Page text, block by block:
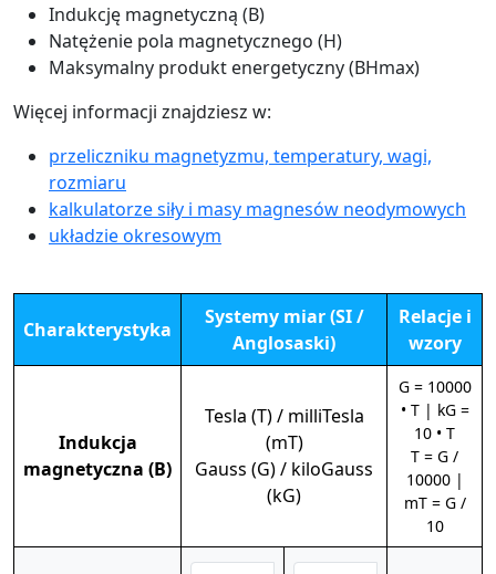
Indukcję magnetyczną (B)
Natężenie pola magnetycznego (H)
Maksymalny produkt energetyczny (BHmax)
Więcej informacji znajdziesz w:
przeliczniku magnetyzmu, temperatury, wagi,
rozmiaru
kalkulatorze siły i masy magnesów neodymowych
układzie okresowym
Charakterystyka
Systemy miar (SI /
Anglosaski)
Relacje i
wzory
Indukcja
magnetyczna (B)
Tesla (T) / milliTesla
(mT)
Gauss (G) / kiloGauss
(kG)
G = 10000
• T | kG =
10 • T
T = G /
10000 |
mT = G /
10